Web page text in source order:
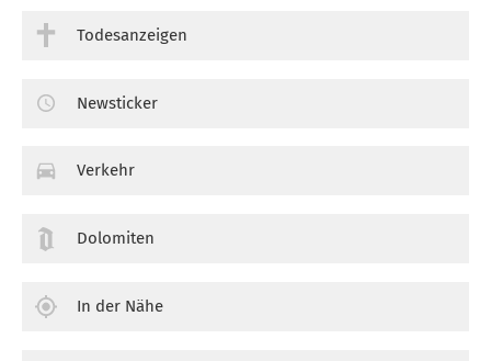
Todesanzeigen
Newsticker
Verkehr
Dolomiten
In der Nähe